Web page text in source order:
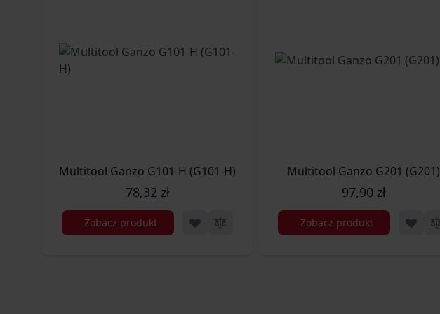
Multitool Ganzo G101-H (G101-H)
78,32 zł
Zobacz produkt
Multitool Ganzo G201 (G201)
97,90 zł
Zobacz produkt